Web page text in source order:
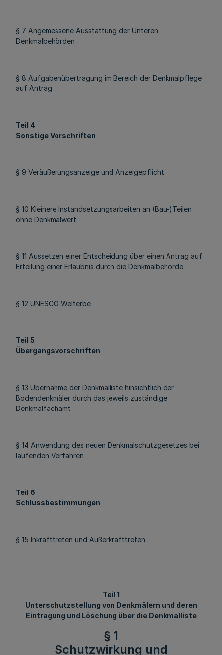
§ 7 Angemessene Ausstattung der Unteren
Denkmalbehörden
§ 8 Aufgabenübertragung im Bereich der Denkmalpflege
auf Antrag
Teil 4
Sonstige Vorschriften
§ 9 Veräußerungsanzeige und Anzeigepflicht
§ 10 Kleinere Instandsetzungsarbeiten an (Bau-)Teilen
ohne Denkmalwert
§ 11 Aussetzen einer Entscheidung über einen Antrag auf
Erteilung einer Erlaubnis durch die Denkmalbehörde
§ 12 UNESCO Welterbe
Teil 5
Übergangsvorschriften
§ 13 Übernahme der Denkmalliste hinsichtlich der
Bodendenkmäler durch das jeweils zuständige
Denkmalfachamt
§ 14 Anwendung des neuen Denkmalschutzgesetzes bei
laufenden Verfahren
Teil 6
Schlussbestimmungen
§ 15 Inkrafttreten und Außerkrafttreten
Teil 1
Unterschutzstellung von Denkmälern und deren
Eintragung und Löschung über die Denkmalliste
§ 1
Schutzwirkung und